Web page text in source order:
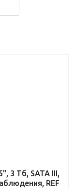
3 Тб, SATA III,
REF